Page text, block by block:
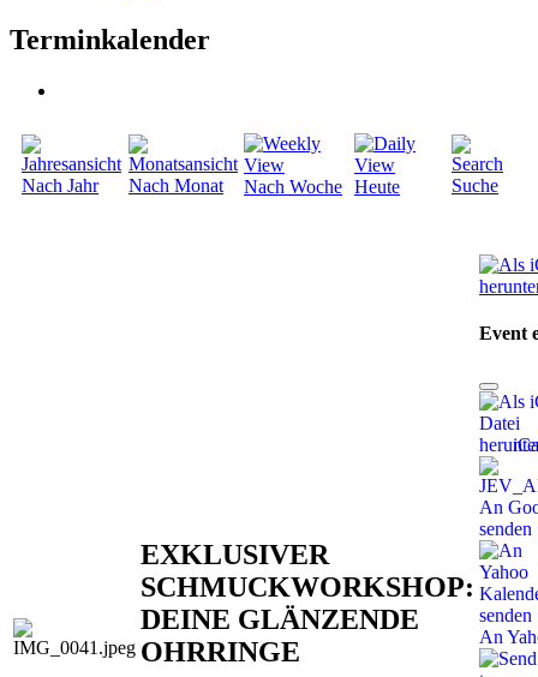
Terminkalender
Nach Jahr Nach Monat Nach Woche Heute Suche
EXKLUSIVER
SCHMUCKWORKSHOP:
DEINE GLÄNZENDE
OHRRINGE
Event
An
senden
An